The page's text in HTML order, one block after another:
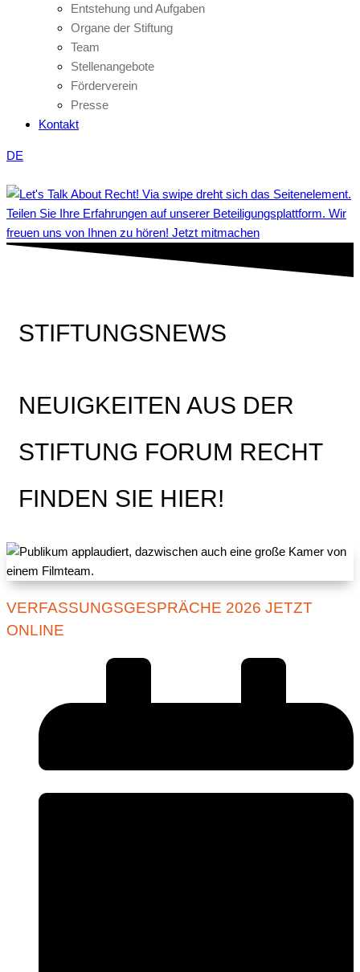
Entstehung und Aufgaben
Organe der Stiftung
Team
Stellenangebote
Förderverein
Presse
Kontakt
DE
Teilen Sie Ihre Erfahrungen auf unserer Beteiligungsplattform. Wir
freuen uns von Ihnen zu hören! Jetzt mitmachen
STIFTUNGSNEWS
NEUIGKEITEN AUS DER
STIFTUNG FORUM RECHT
FINDEN SIE HIER!
VERFASSUNGSGESPRÄCHE 2026 JETZT
ONLINE